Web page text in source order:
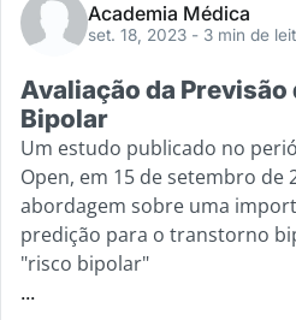
Academia Médica
set. 18, 2023 - 3 min de
Avaliação da
Bipolar
Um estudo publicado no
Open, em 15 de setembro de
abordagem sobre uma
predição para o transtorno
"risco bipolar"
...